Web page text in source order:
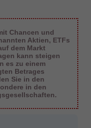
Chancen und
Aktien, ETFs
dem Markt
kann steigen
es zu einem
Betrages
Sie in den
in den